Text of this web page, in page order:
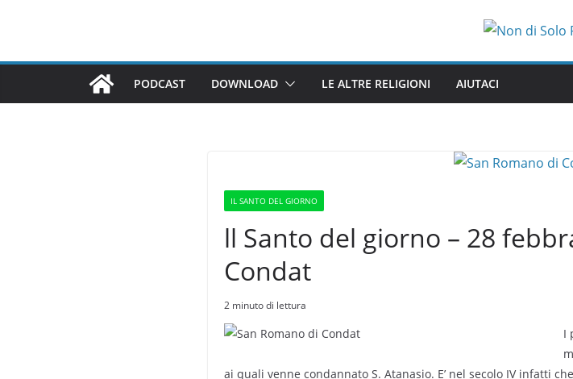
PODCAST DOWNLOAD LE ALTRE RELIGIONI AIUTACI
IL SANTO DEL GIORNO
ll Santo del giorno – 28
Condat
2 minuto di lettura
I
ai quali venne condannato S. Atanasio. E’ nel secolo IV infatti